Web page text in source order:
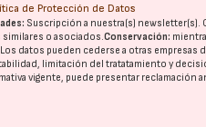
de Protección de Datos
Suscripción a nuestra(s) newsletter(s).
similares o asociados.Conservación:
Los datos pueden cederse a otras empresas
limitación del tratatamiento y
vigente, puede presentar reclamación